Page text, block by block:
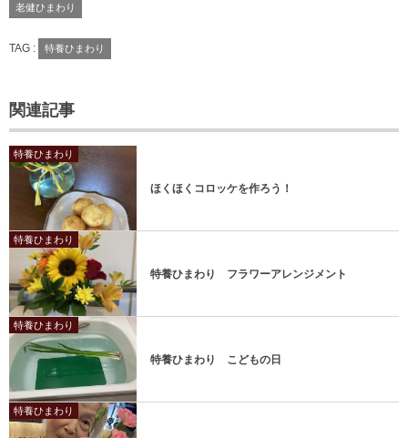
老健ひまわり
TAG : 特養ひまわり
関連記事
特養ひまわり
ほくほくコロッケを作ろう！
特養ひまわり
特養ひまわり フラワーアレンジメント
特養ひまわり
特養ひまわり こどもの日
特養ひまわり